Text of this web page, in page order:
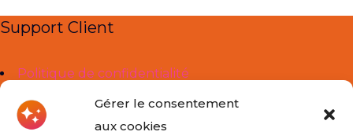
Gérer le consentement
aux cookies
Support Client
Politique de confidentialité
Mentions légales